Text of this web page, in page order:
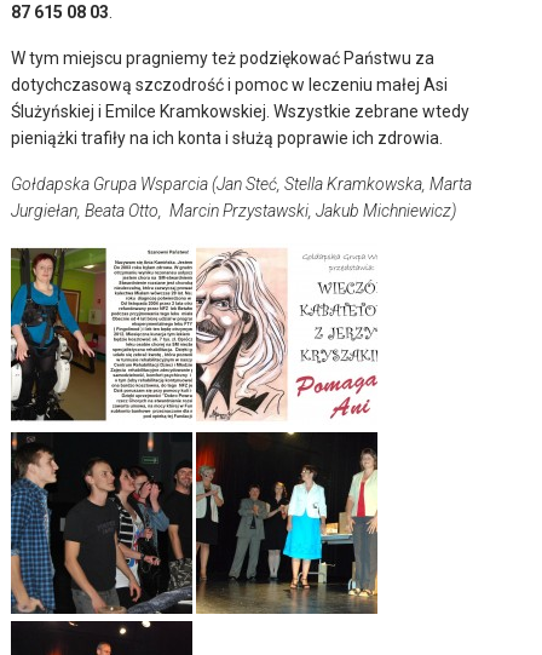
87 615 08 03
W tym miejscu pragniemy też podziękować Państwu za
dotychczasową szczodrość i pomoc w leczeniu małej Asi
Ślużyńskiej i Emilce Kramkowskiej. Wszystkie zebrane wtedy
pieniążki trafiły na ich konta i służą poprawie ich zdrowia.
Gołdapska Grupa Wsparcia (Jan Steć, Stella Kramkowska, Marta
Jurgiełan, Beata Otto, Marcin Przystawski, Jakub Michniewicz)